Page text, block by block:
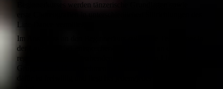
Beginnerkurses werden tänzerische Grundlagen sowie
Line Dance vermittelt.
Im Anschluss an den Beginnerkurs sollen die Teilnehmer in
der Lage sein, bei entsprechendem Interesse an den
regelmäßigen Übungsabenden der etablierten Line Dance
Gruppe des ATC teilnehmen zu können. Die Entscheidung